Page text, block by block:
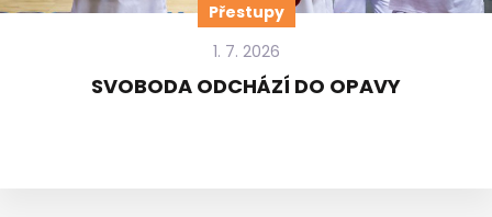
Přestupy
1. 7. 2026
SVOBODA ODCHÁZÍ DO OPAVY